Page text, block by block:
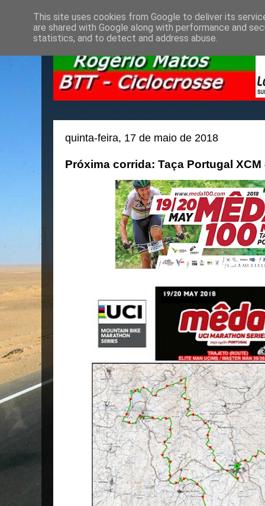
quinta-feira, 17 de maio de 2018
Próxima corrida: Taça Portugal XCM
This site uses cookies from Google to deliver its
are shared with Google along with performance and
statistics, and to detect and address abuse.